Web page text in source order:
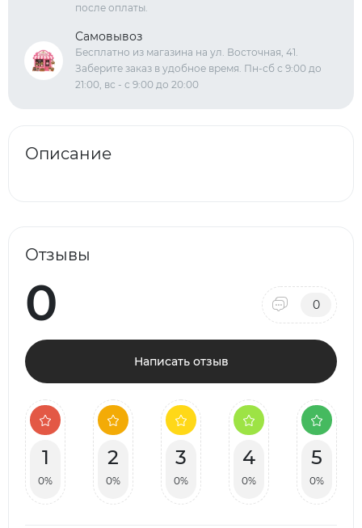
после оплаты.
Самовывоз
Бесплатно из магазина на ул. Восточная, 41.
Заберите заказ в удобное время. Пн-сб с 9:00 до
21:00, вс - с 9:00 до 20:00
Описание
Отзывы
0 0
Написать отзыв
1
0%
2
0%
3
0%
4
0%
5
0%